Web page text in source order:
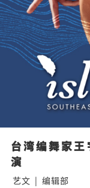
台湾编舞家
演
艺文 | 编辑部